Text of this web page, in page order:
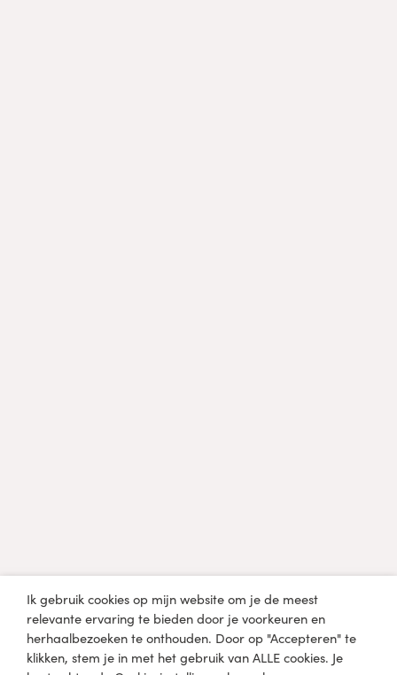
je zelfstandig wijzigingen aanbrengt in je huidige dieet en
levensstijl.
Ik gebruik cookies op mijn website om je de meest
relevante ervaring te bieden door je voorkeuren en
herhaalbezoeken te onthouden. Door op "Accepteren" te
klikken, stem je in met het gebruik van ALLE cookies. Je